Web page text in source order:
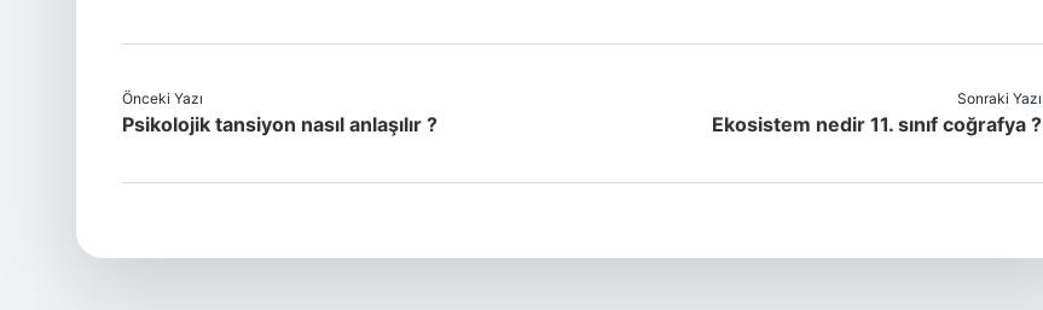
Önceki Yazı
Psikolojik tansiyon nasıl anlaşılır ?
Sonraki Yazı
Ekosistem nedir 11. sınıf coğrafya ?